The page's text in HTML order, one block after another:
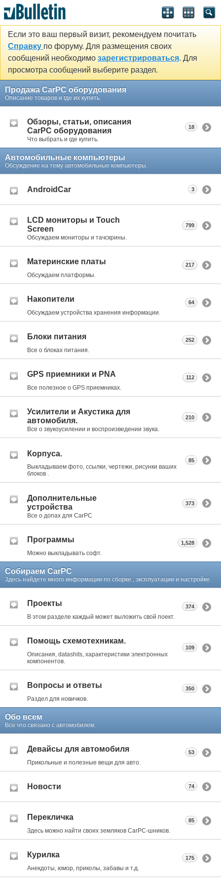
Если это ваш первый визит, рекомендуем почитать
Справку по форуму. Для размещения своих
сообщений необходимо зарегистрироваться. Для
просмотра сообщений выберите раздел.
Продажа CarPC оборудования
Описание товаров и где их купить.
Обзоры, статьи, описания
CarPC оборудования
Что выбрать и где купить.
18
Автомобильные компьютеры
Обсуждение на тему автомобильные компьютеры.
AndroidCar 3
LCD мониторы и Touch
Screen
Обсуждаем мониторы и тачскрины.
799
Материнские платы
Обсуждаем платформы.
217
Накопители
Обсуждаем устройства хранения информации.
64
Блоки питания
Все о блоках питания.
252
GPS приемники и PNA
Все полезное о GPS приемниках.
112
Усилители и Акустика для
автомобиля.
Все о звукоусилении и воспроизведении звука.
210
Корпуса.
Выкладываем фото, ссылки, чертежи, рисунки ваших
блоков .
85
Дополнительные
устройства
Все о допах для CarPC
373
Программы
Можно выкладывать софт.
1,528
Собираем CarPC
Здесь найдете много информации по сборке , эксплуатации и настройке.
Проекты
В этом разделе каждый может выложить свой поект.
374
Помощь схемотехникам.
Описания, datashits, характеристики электронных
компонентов.
109
Вопросы и ответы
Раздел для новичков.
350
Обо всем
Все что связано с автомобилем.
Девайсы для автомобиля
Прикольные и полезные вещи для авто.
53
Новости 74
Перекличка
Здесь можно найти своих земляков CarPC-шников.
85
Курилка
Анекдоты, юмор, приколы, забавы и т.д.
175